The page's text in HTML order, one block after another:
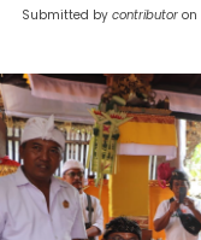
Submitted by contributor on